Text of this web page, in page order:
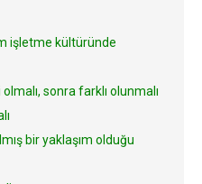
işletme kültüründe
sonra farklı olunmalı
bir yaklaşım olduğu